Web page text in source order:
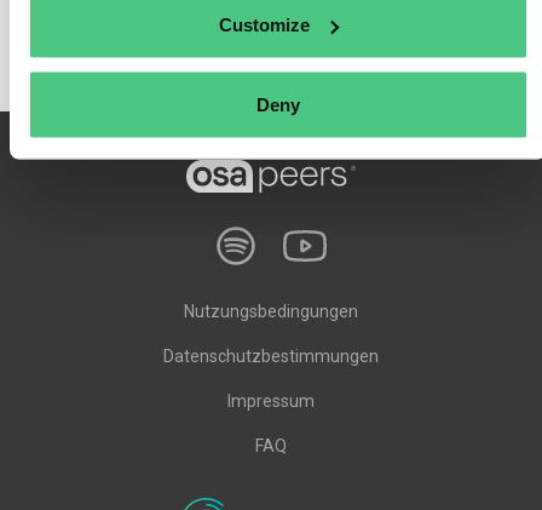
Customize
Deny
Nutzungsbedingungen
Datenschutzbestimmungen
Impressum
FAQ